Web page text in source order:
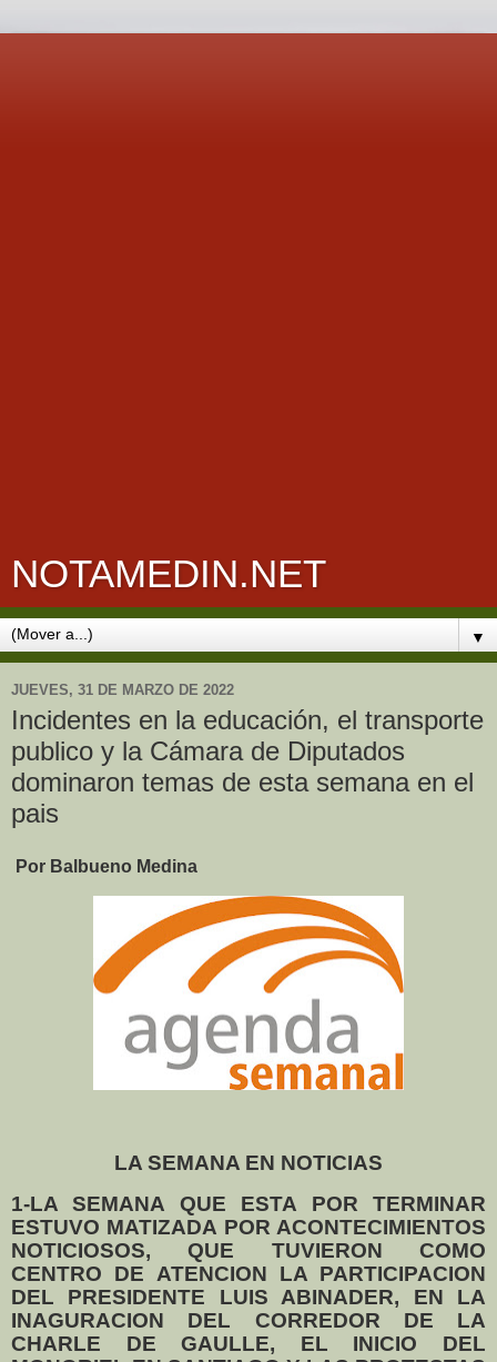
NOTAMEDIN.NET
▼
JUEVES, 31 DE MARZO DE 2022
Incidentes en la educación, el transporte
publico y la Cámara de Diputados
dominaron temas de esta semana en el
pais
Por Balbueno Medina
LA SEMANA EN NOTICIAS
1-LA SEMANA QUE ESTA POR TERMINAR
ESTUVO MATIZADA POR ACONTECIMIENTOS
NOTICIOSOS, QUE TUVIERON COMO
CENTRO DE ATENCION LA PARTICIPACION
DEL PRESIDENTE LUIS ABINADER, EN LA
INAGURACION DEL CORREDOR DE LA
CHARLE DE GAULLE, EL INICIO DEL